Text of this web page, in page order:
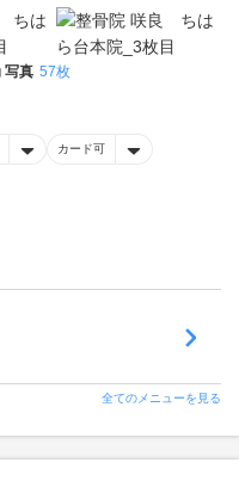
写真 57枚
カード可
全てのメニューを見る